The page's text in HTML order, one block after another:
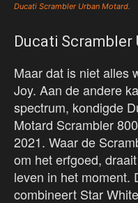
Ducati Scrambler Urban Motard.
Ducati Scrambler
Maar dat is niet alles
Joy. Aan de andere
spectrum, kondigde
Motard Scrambler
2021. Waar de
om het erfgoed,
leven in het moment.
combineert Star